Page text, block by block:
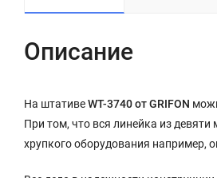
Описание
На штативеWT-3740 отGRIFON
При том, что вся линейка из
хрупкого оборудования например,